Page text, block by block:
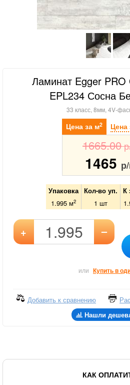
Ламинат Egger PRO
EPL234 Сосна
33 класс, 8мм, 4V-
Цена за м2 Цена
1665.00
1465
Упаковка Кол-во уп. К
1.995 м2 1 шт
+ –
или Купить в
Добавить к сравнению
Нашли
КАК